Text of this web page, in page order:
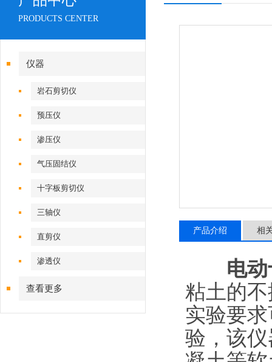
PRODUCTS CENTER
仪器
岩石剪切仪
预压仪
渗压仪
气压固结仪
十字板剪切仪
三轴仪
直剪仪
渗透仪
查看更多
产品介绍 相
电
粘土的
实验要
验，该